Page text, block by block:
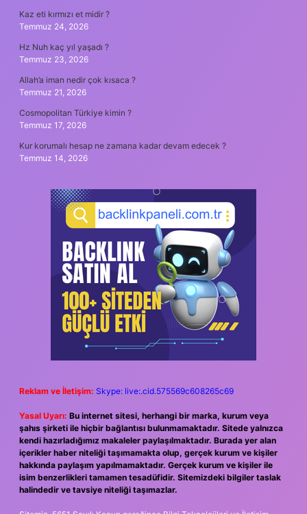
Kaz eti kırmızı et midir ?
Temmuz 24, 2026
Hz Nuh kaç yıl yaşadı ?
Temmuz 23, 2026
Allah’a iman nedir çok kısaca ?
Temmuz 21, 2026
Cosmopolitan Türkiye kimin ?
Temmuz 17, 2026
Kur korumalı hesap ne zamana kadar devam edecek ?
Temmuz 14, 2026
Reklam ve İletişim: Skype: live:.cid.575569c608265c69
Yasal Uyarı: Bu internet sitesi, herhangi bir marka, kurum veya
şahıs şirketi ile hiçbir bağlantısı bulunmamaktadır. Sitede yalnızca
kendi hazırladığımız makaleler paylaşılmaktadır. Burada yer alan
içerikler haber niteliği taşımamakta olup, gerçek kurum ve kişiler
hakkında paylaşım yapılmamaktadır. Gerçek kurum ve kişiler ile
isim benzerlikleri tamamen tesadüfidir. Sitemizdeki bilgiler taslak
halindedir ve tavsiye niteliği taşımazlar.